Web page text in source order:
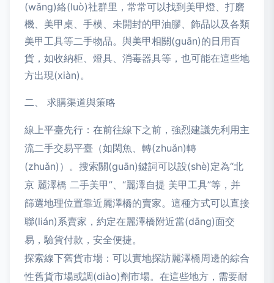
(wǎng)絡(luò)社群里，常常可以找到美甲燈、打磨
機、美甲桌、手模、未開封的甲油膠、飾品以及各類
美甲工具等二手物品。與美甲相關(guān)的日用百
貨，如收納柜、燈具、消毒器具等，也可能在這些地
方出現(xiàn)。
二、 求購渠道與策略
線上平臺先行：在前往線下之前，強烈建議先利用主
流二手交易平臺（如閑魚、轉(zhuǎn)轉
(zhuǎn)）。搜索關(guān)鍵詞可以設(shè)定為“北
京 麗澤橋 二手美甲”、“麗澤自提 美甲工具”等，并
篩選地理位置靠近麗澤橋的賣家。這種方式可以直接
聯(lián)系賣家，約定在麗澤橋附近當(dāng)面交
易，驗貨付款，安全便捷。
探索線下舊貨市場：可以實地探訪麗澤橋周邊的綜合
性舊貨市場或調(diào)劑市場。在這些地方，需要耐